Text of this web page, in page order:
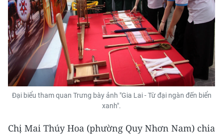
Đại biểu tham quan Trưng bày ảnh "Gia Lai - Từ đại ngàn đến biển
xanh".
Chị Mai Thúy Hoa (phường Quy Nhơn Nam) chia